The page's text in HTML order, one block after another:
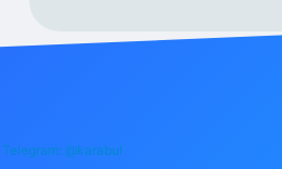
Telegram: @karabul